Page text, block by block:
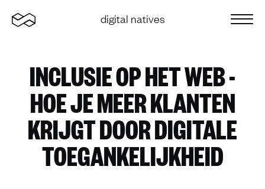
Home Sluit
digital natives
INCLUSIE OP HET WEB -
HOE JE MEER KLANTEN
KRIJGT DOOR DIGITALE
TOEGANKELIJKHEID